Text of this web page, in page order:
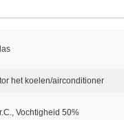
het koelen/airconditioner
Vochtigheid 50%